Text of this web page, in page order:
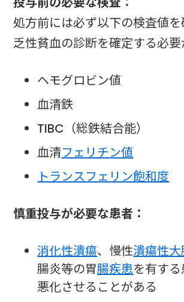
処方前には必ず以下の検査値
乏性貧血の診断を確定する必要
ヘモグロビン値
血清鉄
TIBC（総鉄結合能）
血清フェリチン値
トランスフェリン飽和度
慎重投与が必要な患者：
消化性潰瘍、慢性潰瘍性
腸炎等の胃腸疾患を有す
悪化させることがある